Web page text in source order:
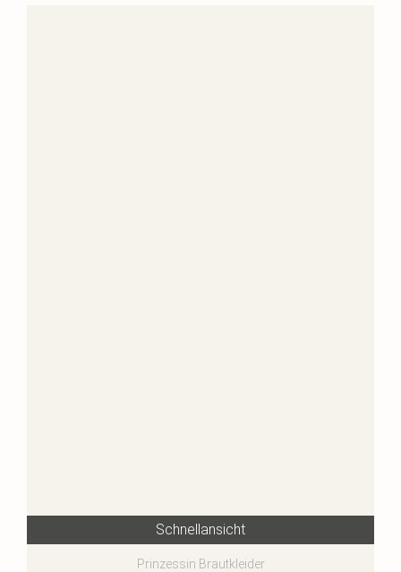
Schnellansicht
Prinzessin Brautkleider